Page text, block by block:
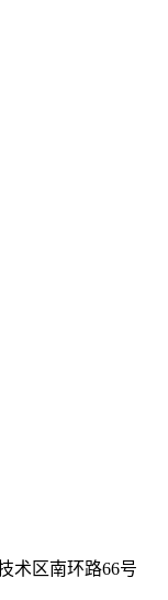
术区南环路66号